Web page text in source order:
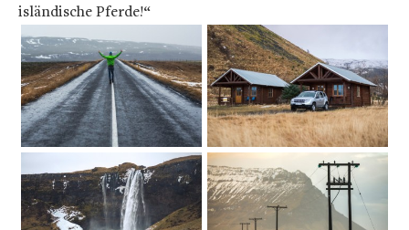
isländische Pferde!“